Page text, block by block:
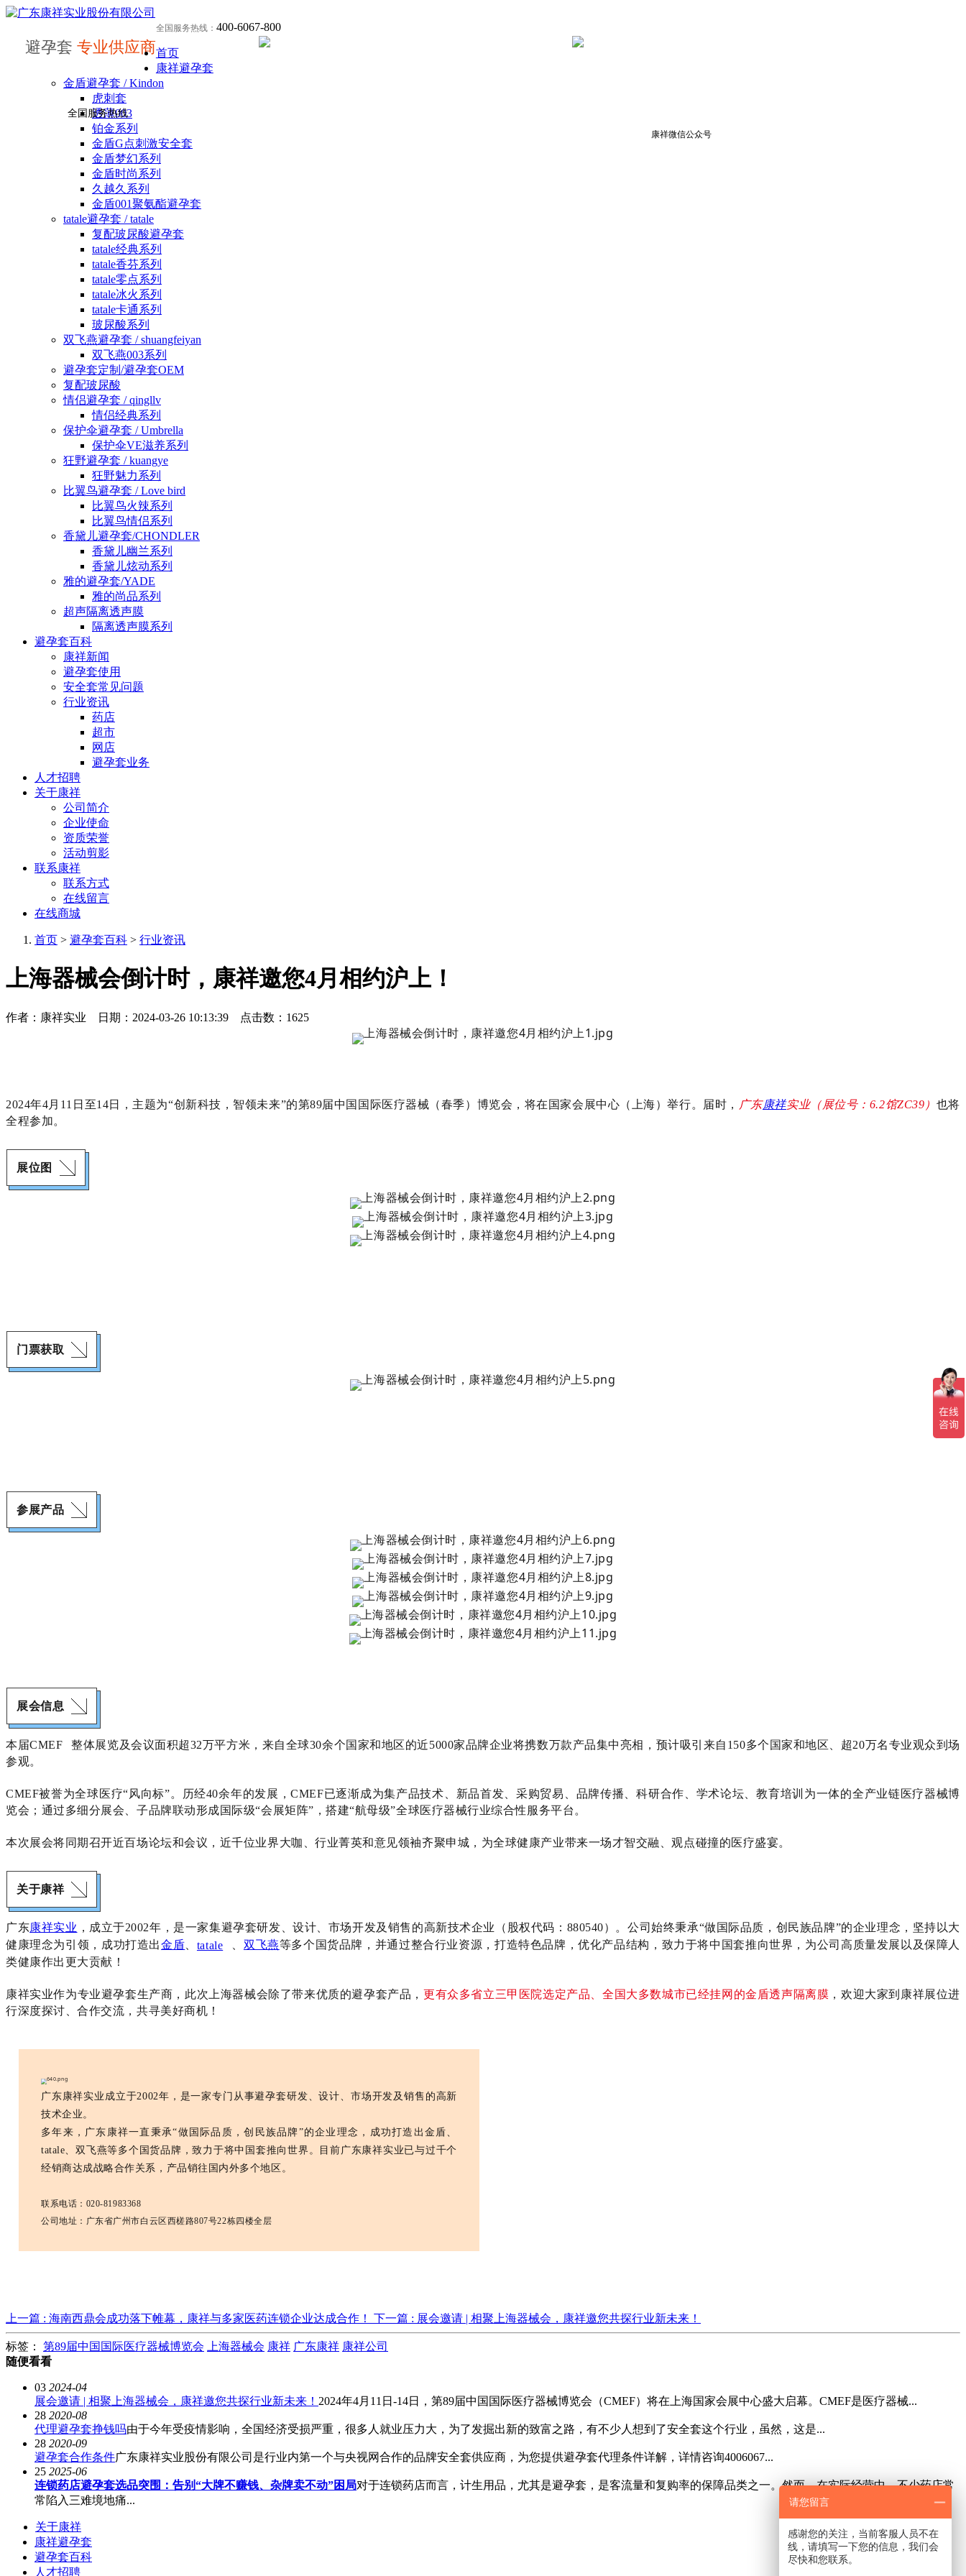
避孕套 专业供应商
全国服务热线： 400-6067-800
首页
康祥避孕套
金盾避孕套 / Kindon
虎刺套
透薄003
铂金系列
金盾G点刺激安全套
金盾梦幻系列
金盾时尚系列
久越久系列
金盾001聚氨酯避孕套
tatale避孕套 / tatale
复配玻尿酸避孕套
tatale经典系列
tatale香芬系列
tatale零点系列
tatale冰火系列
tatale卡通系列
玻尿酸系列
双飞燕避孕套 / shuangfeiyan
双飞燕003系列
避孕套定制/避孕套OEM
复配玻尿酸
情侣避孕套 / qingllv
情侣经典系列
保护伞避孕套 / Umbrella
保护伞VE滋养系列
狂野避孕套 / kuangye
狂野魅力系列
比翼鸟避孕套 / Love bird
比翼鸟火辣系列
比翼鸟情侣系列
香黛儿避孕套/CHONDLER
香黛儿幽兰系列
香黛儿炫动系列
雅的避孕套/YADE
雅的尚品系列
超声隔离透声膜
隔离透声膜系列
避孕套百科
康祥新闻
避孕套使用
安全套常见问题
行业资讯
药店
超市
网店
避孕套业务
人才招聘
关于康祥
公司简介
企业使命
资质荣誉
活动剪影
联系康祥
联系方式
在线留言
在线商城
首页 > 避孕套百科 > 行业资讯
上海器械会倒计时，康祥邀您4月相约沪上！
作者：康祥实业 日期：2024-03-26 10:13:39 点击数： 1625
2024年4月11日至14日，主题为“创新科技，智领未来”的第89届中国国际医疗器械（春季）博览会，将在国家会展中心（上海）举行。届时， 广东康祥实业（展位号：6.2馆ZC39） 也将
全程参加。
展位图
门票获取
参展产品
展会信息
本届CMEF
整体展览及会议面积超32万平方米，来自全球30余个国家和地区的近5000家品牌企业将携数万款产品集中亮相，预计吸引来自150多个国家和地区、超20万名专业观众到场
参观。
CMEF被誉为全球医疗“风向标”。历经40余年的发展，CMEF已逐渐成为集产品技术、新品首发、采购贸易、品牌传播、科研合作、学术论坛、教育培训为一体的全产业链医疗器械博
览会；通过多细分展会、子品牌联动形成国际级“会展矩阵”，搭建“航母级”全球医疗器械行业综合性服务平台。
本次展会将同期召开近百场论坛和会议，近千位业界大咖、行业菁英和意见领袖齐聚申城，为全球健康产业带来一场才智交融、观点碰撞的医疗盛宴。
关于康祥
广东康祥实业 ，成立于2002年，是一家集避孕套研发、设计、市场开发及销售的高新技术企业（股权代码：880540）。公司始终秉承“做国际品质，创民族品牌”的企业理念，坚持以大
健康理念为引领，成功打造出金盾、 tatale 、 双飞燕等多个国货品牌，并通过整合行业资源，打造特色品牌，优化产品结构，致力于将中国套推向世界，为公司高质量发展以及保障人
类健康作出更大贡献！
康祥实业作为专业避孕套生产商，此次上海器械会除了带来优质的避孕套产品，更有众多省立三甲医院选定产品、全国大多数城市已经挂网的金盾透声隔离膜 ，欢迎大家到康祥展位进
行深度探讨、合作交流，共寻美好商机！
广东康祥实业成立于2002年，是一家专门从事避孕套研发、设计、市场开发及销售的高新
技术企业。
多年来，广东康祥一直秉承“做国际品质，创民族品牌”的企业理念，成功打造出金盾、
tatale、双飞燕等多个国货品牌，致力于将中国套推向世界。目前广东康祥实业已与过千个
经销商达成战略合作关系，产品销往国内外多个地区。
联系电话：020-81983368
公司地址：广东省广州市白云区西槎路807号22栋四楼全层
上一篇 : 海南西鼎会成功落下帷幕，康祥与多家医药连锁企业达成合作！ 下一篇 : 展会邀请 | 相聚上海器械会，康祥邀您共探行业新未来！
标签： 第89届中国国际医疗器械博览会 上海器械会 康祥 广东康祥 康祥公司
随便看看
03 2024-04
展会邀请 | 相聚上海器械会，康祥邀您共探行业新未来！ 2024年4月11日-14日，第89届中国国际医疗器械博览会（CMEF）将在上海国家会展中心盛大启幕。CMEF是医疗器械...
28 2020-08
代理避孕套挣钱吗由于今年受疫情影响，全国经济受损严重，很多人就业压力大，为了发掘出新的致富之路，有不少人想到了安全套这个行业，虽然，这是...
28 2020-09
避孕套合作条件广东康祥实业股份有限公司是行业内第一个与央视网合作的品牌安全套供应商，为您提供避孕套代理条件详解，详情咨询4006067...
25 2025-06
连锁药店避孕套选品突围：告别“大牌不赚钱、杂牌卖不动”困局对于连锁药店而言，计生用品，尤其是避孕套，是客流量和复购率的保障品类之一。然而，在实际经营中，不少药店常
常陷入三难境地痛...
关于康祥
康祥避孕套
避孕套百科
人才招聘
全国服务热线
康祥微信公众号
请您留言
感谢您的关注，当前客服人员不在
线，请填写一下您的信息，我们会
尽快和您联系。